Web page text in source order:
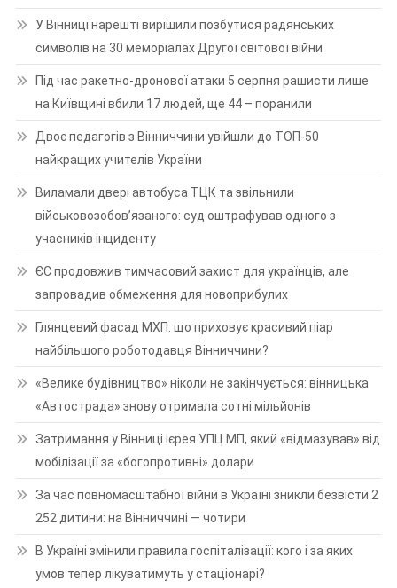
У Вінниці нарешті вирішили позбутися радянських
символів на 30 меморіалах Другої світової війни
Під час ракетно-дронової атаки 5 серпня рашисти лише
на Київщині вбили 17 людей, ще 44 – поранили
Двоє педагогів з Вінниччини увійшли до ТОП-50
найкращих учителів України
Виламали двері автобуса ТЦК та звільнили
військовозобов’язаного: суд оштрафував одного з
учасників інциденту
ЄС продовжив тимчасовий захист для українців, але
запровадив обмеження для новоприбулих
Глянцевий фасад МХП: що приховує красивий піар
найбільшого роботодавця Вінниччини?
«Велике будівництво» ніколи не закінчується: вінницька
«Автострада» знову отримала сотні мільйонів
Затримання у Вінниці ієрея УПЦ МП, який «відмазував» від
мобілізації за «богопротивні» долари
За час повномасштабної війни в Україні зникли безвісти 2
252 дитини: на Вінниччині — чотири
В Україні змінили правила госпіталізації: кого і за яких
умов тепер лікуватимуть у стаціонарі?